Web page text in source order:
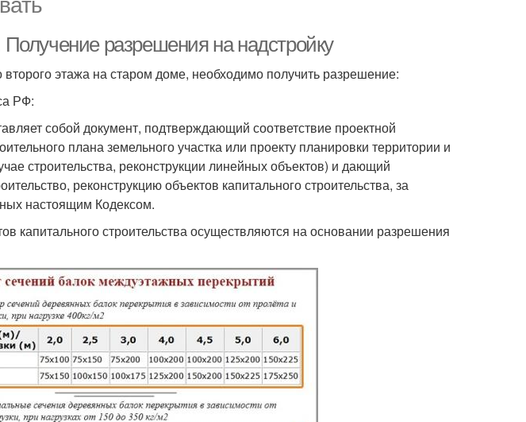
разрешения на надстройку
второго этажа на старом доме, необходимо получить разрешение:
РФ:
собой документ, подтверждающий соответствие проектной
плана земельного участка или проекту планировки территории и
строительства, реконструкции линейных объектов) и дающий
реконструкцию объектов капитального строительства, за
настоящим Кодексом.
капитального строительства осуществляются на основании разрешения